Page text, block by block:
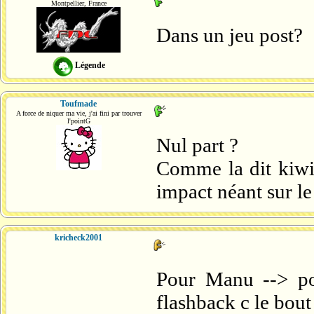
Montpellier, France
Légende
Dans un jeu post?
Toufmade
A force de niquer ma vie, j'ai fini par trouver
l'pointG
Nul part ?
Comme la dit
impact néant sur
kricheck2001
Pour Manu -->
flashback c le